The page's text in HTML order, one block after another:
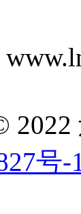
号-